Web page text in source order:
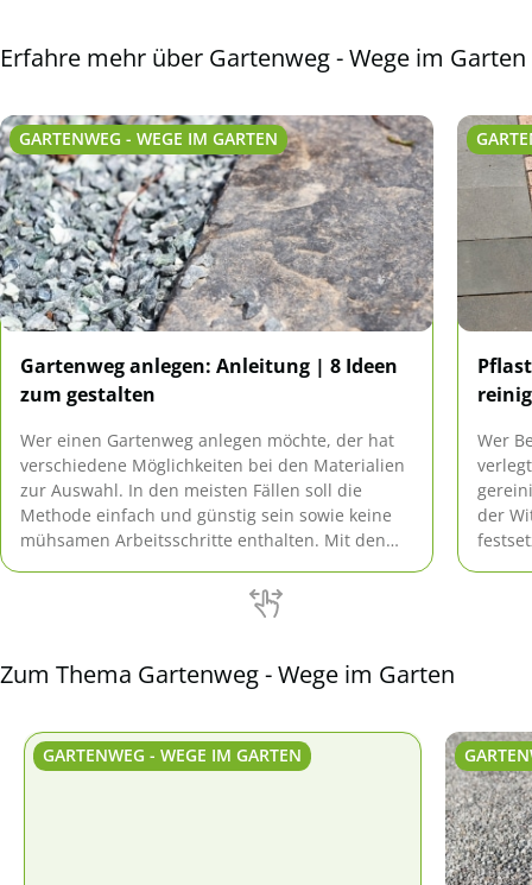
Erfahre mehr über Gartenweg - Wege im Garten
GARTENWEG - WEGE IM GARTEN
Gartenweg anlegen: Anleitung | 8 Ideen
zum gestalten
Wer einen Gartenweg anlegen möchte, der hat
verschiedene Möglichkeiten bei den Materialien
zur Auswahl. In den meisten Fällen soll die
Methode einfach und günstig sein sowie keine
mühsamen Arbeitsschritte enthalten. Mit den
ein Netz an Wegen ausbauen.
Wer
der
Zum Thema Gartenweg - Wege im Garten
GARTENWEG - WEGE IM GARTEN